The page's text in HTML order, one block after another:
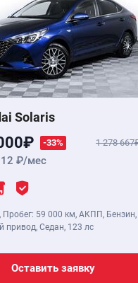
Solaris
-33% 1 278 667
/мес
, Пробег: 59 000 км, АКПП, Бензин,
привод, Седан, 123 лс
Оставить заявку